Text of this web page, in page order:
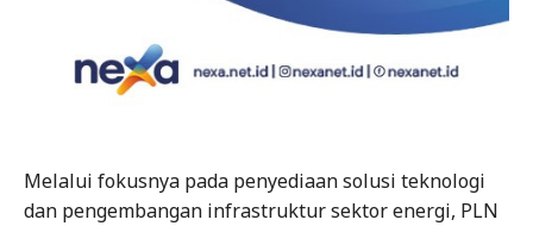
Melalui fokusnya pada penyediaan solusi teknologi
dan pengembangan infrastruktur sektor energi, PLN